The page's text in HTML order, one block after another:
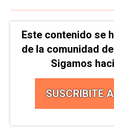
Este contenido se
de la comunidad
Sigamos
SUSCRIBITE